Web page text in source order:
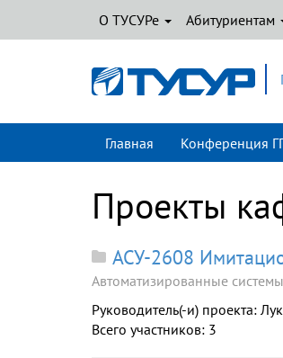
О ТУСУРе Абитуриентам
Главная Конференция
Проекты
АСУ-2608
Автоматизированные
Руководитель(-и) проекта:
Всего участников: 3